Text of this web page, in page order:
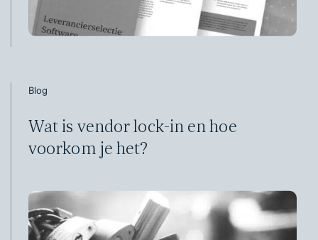
Blog
Wat is vendor lock-in en hoe
voorkom je het?